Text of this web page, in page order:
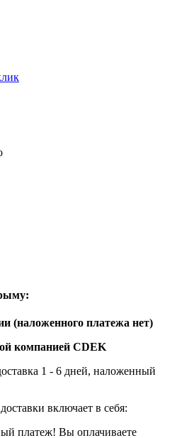
(наложенного платежа нет)
компанией CDEK
1 - 6 дней, наложенный
включает в себя:
платеж! Вы оплачиваете